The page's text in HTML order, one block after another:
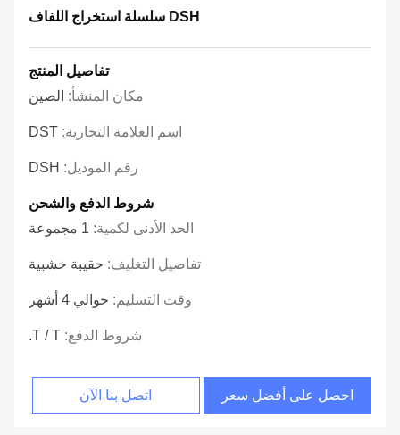
DSH سلسلة استخراج اللفاف
تفاصيل المنتج
مكان المنشأ: الصين
اسم العلامة التجارية: DST
رقم الموديل: DSH
شروط الدفع والشحن
الحد الأدنى لكمية: 1 مجموعة
تفاصيل التغليف: حقيبة خشبية
وقت التسليم: حوالي 4 أشهر
شروط الدفع: T / T.
احصل على أفضل سعر اتصل بنا الآن